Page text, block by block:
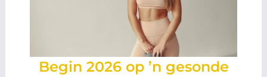
Begin 2026 op ’n gesonde